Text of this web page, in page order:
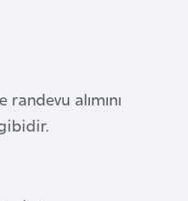
alımını